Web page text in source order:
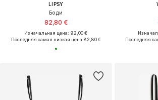
LIPSY
Боди
82,80 €
Изначальная цена: 92,00 €
Последняя самая низкая цена:82,80 €
Последняя